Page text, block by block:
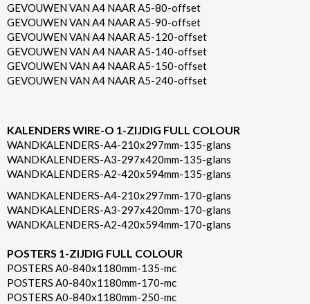
GEVOUWEN VAN A4 NAAR A5-80-offset
GEVOUWEN VAN A4 NAAR A5-90-offset
GEVOUWEN VAN A4 NAAR A5-120-offset
GEVOUWEN VAN A4 NAAR A5-140-offset
GEVOUWEN VAN A4 NAAR A5-150-offset
GEVOUWEN VAN A4 NAAR A5-240-offset
KALENDERS WIRE-O 1-ZIJDIG FULL COLOUR
WANDKALENDERS-A4-210x297mm-135-glans
WANDKALENDERS-A3-297x420mm-135-glans
WANDKALENDERS-A2-420x594mm-135-glans
WANDKALENDERS-A4-210x297mm-170-glans
WANDKALENDERS-A3-297x420mm-170-glans
WANDKALENDERS-A2-420x594mm-170-glans
POSTERS 1-ZIJDIG FULL COLOUR
POSTERS A0-840x1180mm-135-mc
POSTERS A0-840x1180mm-170-mc
POSTERS A0-840x1180mm-250-mc